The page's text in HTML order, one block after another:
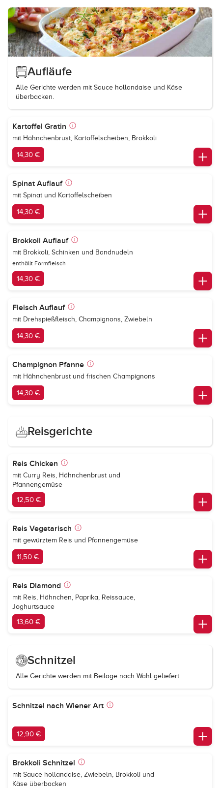
Aufläufe
Alle Gerichte werden mit Sauce hollandaise und Käse
überbacken.
Kartoffel Gratin
mit Hähnchenbrust, Kartoffelscheiben, Brokkoli
14,30 €
Spinat Auflauf
mit Spinat und Kartoffelscheiben
14,30 €
Brokkoli Auflauf
mit Brokkoli, Schinken und Bandnudeln
enthällt Formfleisch
14,30 €
Fleisch Auflauf
mit Drehspießfleisch, Champignons, Zwiebeln
14,30 €
Champignon Pfanne
mit Hähnchenbrust und frischen Champignons
14,30 €
Reisgerichte
Reis Chicken
mit Curry Reis, Hähnchenbrust und
Pfannengemüse
12,50 €
Reis Vegetarisch
mit gewürztem Reis und Pfannengemüse
11,50 €
Reis Diamond
mit Reis, Hähnchen, Paprika, Reissauce,
Joghurtsauce
13,60 €
Schnitzel
Alle Gerichte werden mit Beilage nach Wahl geliefert.
Schnitzel nach Wiener Art
12,90 €
Brokkoli Schnitzel
mit Sauce hollandaise, Zwiebeln, Brokkoli und
Käse überbacken